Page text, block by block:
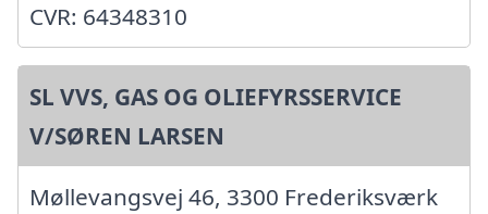
CVR: 64348310
SL VVS, GAS OG OLIEFYRSSERVICE
V/SØREN LARSEN
Møllevangsvej 46, 3300 Frederiksværk